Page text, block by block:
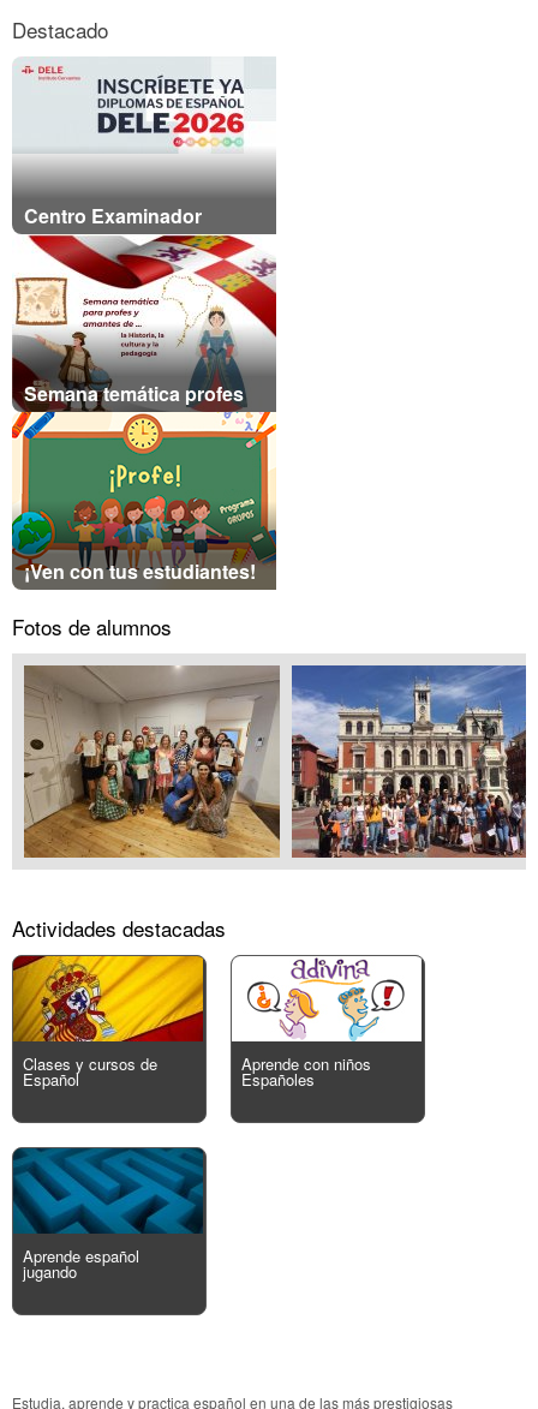
Destacado
Centro Examinador
Semana temática profes
¡Ven con tus estudiantes!
Fotos de alumnos
Actividades destacadas
Clases y cursos de
Español
Aprende con niños
Españoles
Aprende español
jugando
Estudia, aprende y practica español en una de las más prestigiosas